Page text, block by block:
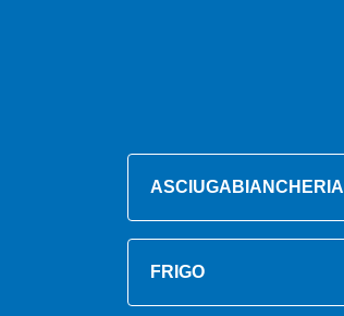
ASCIUGABIANCHERIA
FRIGO